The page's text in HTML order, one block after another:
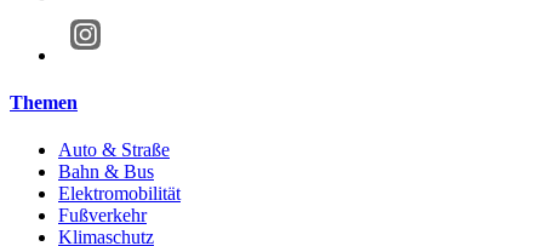
Themen
Auto & Straße
Bahn & Bus
Elektromobilität
Fußverkehr
Klimaschutz